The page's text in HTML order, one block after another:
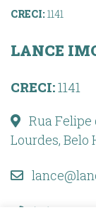
CRECI:1141
LANCE
CRECI:1141
Rua Felipe
Lourdes, Belo